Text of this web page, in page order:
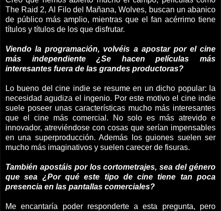
The Raid 2, Al Filo del Mañana, Wolves, buscan un abanico
de público más amplio, mientras que el fan acérrimo tiene
títulos y títulos de los que disfrutar.
Viendo la programación, volvéis a apostar por el cine
más independiente ¿Se hacen
películas más
interesantes fuera de las grandes productoras?
Lo bueno del cine indie se resume en un dicho popular: la
necesidad agudiza el ingenio. Por este motivo el cine indie
suele poseer unas características mucho más interesantes
que el cine más comercial. No solo es más atrevido e
innovador, atreviéndose con cosas que serían impensables
en una superproducción. Además los guiones suelen ser
mucho más imaginativos y suelen carecer de fisuras.
También apostáis por los cortometrajes, sea del género
que sea ¿Por qué este tipo de cine tiene tan poca
presencia en las pantallas comerciales?
Me encantaría poder responderte a esta pregunta, pero